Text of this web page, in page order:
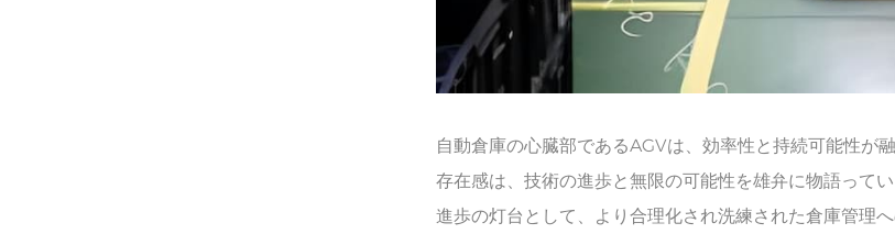
自動倉庫の心臓部であるAGVは、効率性と持続可能性が
存在感は、技術の進歩と無限の可能性を雄弁に物語って
進歩の灯台として、より合理化され洗練された倉庫管理へ